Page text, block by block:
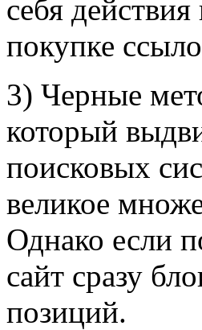
себя
покупке
3) Черные
который
поисковых
великое
Однако если
сайт сразу
позиций.